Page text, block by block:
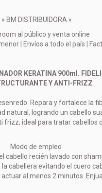
» BM DISTRIBUIDORA «
al público y venta online
| Envíos a todo el país |
KERATINA 900ml.
Y ANTI-FRIZZ
Repara y fortalece la
natural, logrando un cabello
frizz, ideal para tratar cabellos
Modo de empleo
cabello recién lavado con
la cabellera evitando el cuero
actuar al menos 2 minutos.